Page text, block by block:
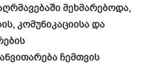
მეხმარებოდა,
კომუნიკაციისა და
ჩემთვის